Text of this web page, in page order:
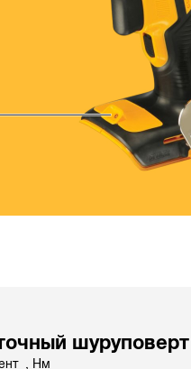
шуруповерт
, Hм